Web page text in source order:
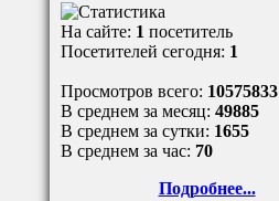
На сайте: 1 посетитель
Посетителей сегодня: 1
Просмотров всего: 10575833
В среднем за месяц: 49885
В среднем за сутки: 1655
В среднем за час: 70
Подробнее...